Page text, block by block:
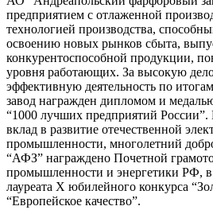
предприятием с отлаженной
технологией производства,
освоению новых рынков сбыта,
конкурентоспособной продукции,
уровня работающих. За высокую
эффективную деятельность по
завод награжден дипломом и
“1000 лучших предприятий России”.
вклад в развитие отечественной
промышленности, многолетний
“АФЗ” награждено Почетной
промышленности и энергетики РФ,
лауреата Х юбилейного конкурса
“Европейское качество”.